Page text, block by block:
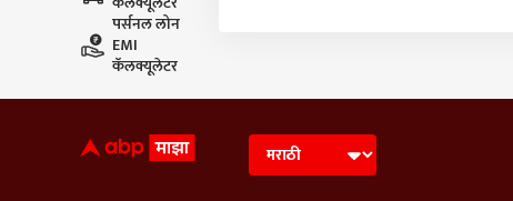
पर्सनल लोन
EMI
कॅलक्यूलेटर